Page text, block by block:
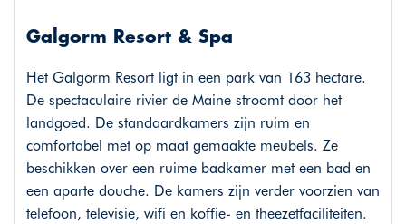
Galgorm Resort & Spa
Het Galgorm Resort ligt in een park van 163 hectare.
De spectaculaire rivier de Maine stroomt door het
landgoed. De standaardkamers zijn ruim en
comfortabel met op maat gemaakte meubels. Ze
beschikken over een ruime badkamer met een bad en
een aparte douche. De kamers zijn verder voorzien van
telefoon, televisie, wifi en koffie- en theezetfaciliteiten.